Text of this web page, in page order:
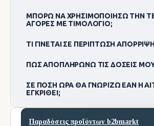
ΜΠΟΡΏ ΝΑ ΧΡΗΣΙΜΟΠΟΊΗΣΩ ΤΗΝ TBI
ΑΓΟΡΈΣ ΜΕ ΤΙΜΟΛΌΓΙΟ;
ΤΙ ΓΊΝΕΤΑΙ ΣΕ ΠΕΡΊΠΤΩΣΗ
ΠΏΣ ΑΠΟΠΛΗΡΏΝΩ ΤΙΣ ΔΌΣΕΙΣ
ΣΕ ΠΌΣΗ ΏΡΑ ΘΑ ΓΝΩΡΊΖΩ ΕΆΝ Η
ΕΓΚΡΙΘΕΊ;
Παραδόσεις προϊόντων b2bmarkt